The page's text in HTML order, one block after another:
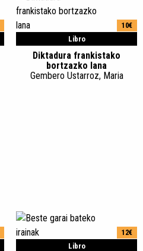
Libro
10€
Diktadura frankistako
bortzazko lana
Gembero Ustarroz, Maria
Libro
12€